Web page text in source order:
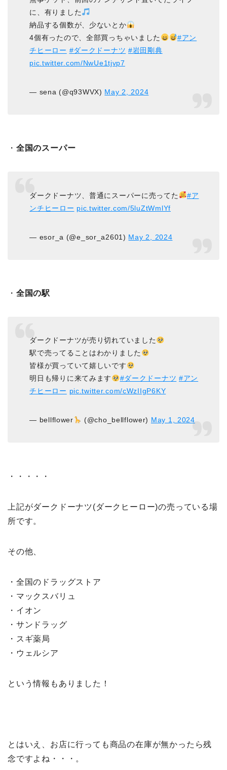
に、有りました
納品する個数が、少ないとか
4個有ったので、全部買っちゃいました
#アン
チヒーロー #ダークドーナツ #岩田剛典
pic.twitter.com/NwUe1tjvp7
— sena (@q93WVX) May 2, 2024
・ 全国のスーパー
ダークドーナツ、普通にスーパーに売ってた
#ア
ンチヒーロー pic.twitter.com/5luZtWmlYf
— esor_a (@e_sor_a2601) May 2, 2024
・ 全国の駅
ダークドーナツが売り切れていました
駅で売ってることはわかりました
皆様が買っていて嬉しいです
明日も帰りに来てみます
#ダークドーナツ #アン
チヒーロー pic.twitter.com/cWzIIgP6KY
— bellflower (@cho_bellflower) May 1, 2024
・・・・・
上記がダークドーナツ(ダークヒーロー)の売っている場
所です。
その他、
・全国のドラッグストア
・マックスバリュ
・イオン
・サンドラッグ
・スギ薬局
・ウェルシア
という情報もありました！
とはいえ、お店に行っても商品の在庫が無かったら残
念ですよね・・・。